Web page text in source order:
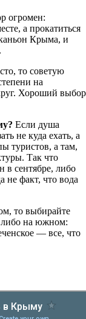
огромен:
а прокатиться
Крыма, и
то советую
на
Хороший выбор
Если душа
не куда ехать, а
туристов, а там,
Так что
в сентябре, либо
не факт, что вода
то выбирайте
либо на южном:
— все, что